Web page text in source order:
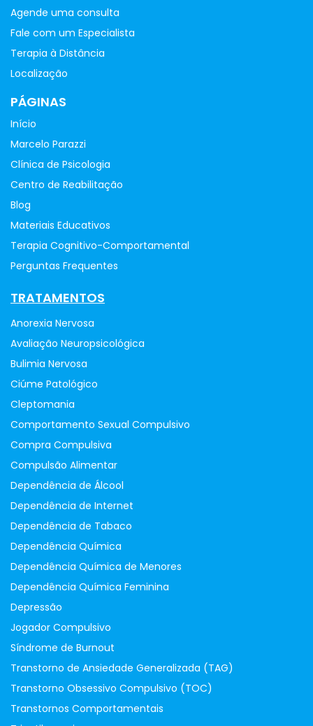
Agende uma consulta
Fale com um Especialista
Terapia à Distância
Localização
PÁGINAS
Início
Marcelo Parazzi
Clínica de Psicologia
Centro de Reabilitação
Blog
Materiais Educativos
Terapia Cognitivo-Comportamental
Perguntas Frequentes
TRATAMENTOS
Anorexia Nervosa
Avaliação Neuropsicológica
Bulimia Nervosa
Ciúme Patológico
Cleptomania
Comportamento Sexual Compulsivo
Compra Compulsiva
Compulsão Alimentar
Dependência de Álcool
Dependência de Internet
Dependência de Tabaco
Dependência Química
Dependência Química de Menores
Dependência Química Feminina
Depressão
Jogador Compulsivo
Síndrome de Burnout
Transtorno de Ansiedade Generalizada (TAG)
Transtorno Obsessivo Compulsivo (TOC)
Transtornos Comportamentais